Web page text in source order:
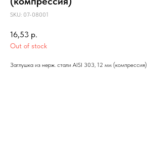
SKU: 07-08001
16,53 р.
Out of stock
Заглушка из нерж. стали AISI 303, 12 мм (компрессия)